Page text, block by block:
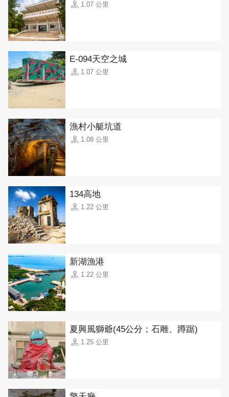
1.07 公里
E-094天空之城
1.07 公里
漁村小艇坑道
1.08 公里
134高地
1.22 公里
新湖漁港
1.22 公里
夏興風獅爺(45公分；石雕、蹲踞)
1.25 公里